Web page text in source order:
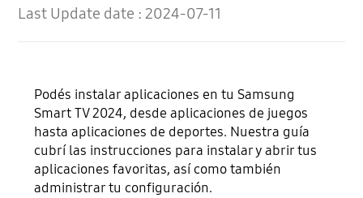
Last Update date :2024-07-11
Podés instalar aplicaciones en tu Samsung
Smart TV 2024, desde aplicaciones de juegos
hasta aplicaciones de deportes. Nuestra guía
cubrí las instrucciones para instalar y abrir tus
aplicaciones favoritas, así como también
administrar tu configuración.